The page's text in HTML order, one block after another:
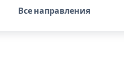
Все направления